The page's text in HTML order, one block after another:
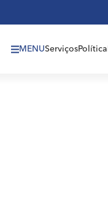
MENUServiçosPolítica